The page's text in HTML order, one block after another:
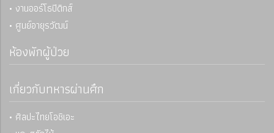
• งานออร์โธปิดิกส์
• ศูนย์อายุรวัฒน์
ห้องพักผู้ป่วย
เกี่ยวกับทหารผ่านศึก
• ศิลปะไทยโอชิเอะ